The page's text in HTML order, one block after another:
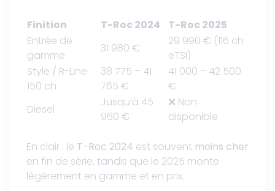
Finition T-Roc 2024
T-Roc 2025
Entrée de
gamme
31 980 €
29 990 € (116 ch
eTSI)
Style / R-Line
150 ch
38 775 – 41
765 €
41 000 – 42 500
€
Diesel
Jusqu’à 45
960 €
❌ Non
disponible
En clair : le T-Roc 2024 est souvent moins cher
en fin de série, tandis que le 2025 monte
légèrement en gamme et en prix.